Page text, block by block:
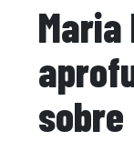
Maria
sobre